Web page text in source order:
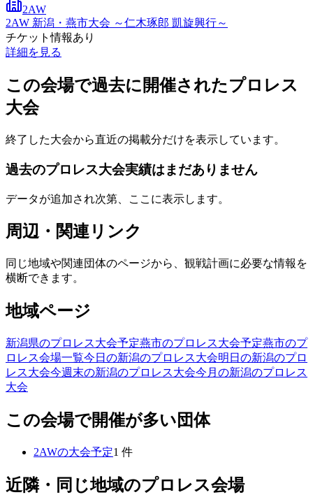
2AW
2AW 新潟・燕市大会 ～仁木琢郎 凱旋興行～
チケット情報あり
詳細を見る
この会場で過去に開催されたプロレス
大会
終了した大会から直近の掲載分だけを表示しています。
過去のプロレス大会実績はまだありません
データが追加され次第、ここに表示します。
周辺・関連リンク
同じ地域や関連団体のページから、観戦計画に必要な情報を
横断できます。
地域ページ
新潟県のプロレス大会予定燕市のプロレス大会予定燕市のプ
ロレス会場一覧今日の新潟のプロレス大会明日の新潟のプロ
レス大会今週末の新潟のプロレス大会今月の新潟のプロレス
大会
この会場で開催が多い団体
2AWの大会予定1 件
近隣・同じ地域のプロレス会場